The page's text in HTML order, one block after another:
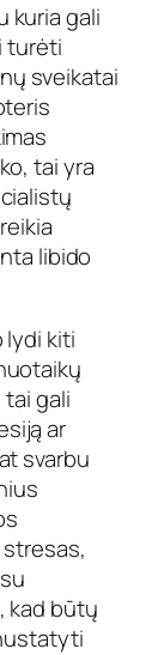
kuria gali
turėti
sveikatai
tai yra
libido
lydi kiti
tai gali
ar
svarbu
kad būtų